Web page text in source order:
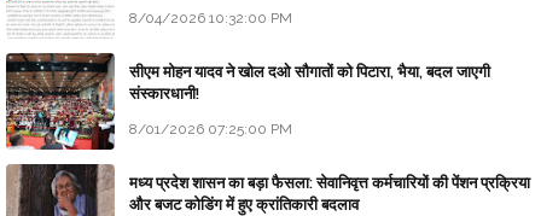
8/04/2026 10:32:00 PM
सीएम मोहन यादव ने खोल दओ सौगातों को पिटारा, भैया, बदल जाएगी
संस्कारधानी!
8/01/2026 07:25:00 PM
मध्य प्रदेश शासन का बड़ा फैसला: सेवानिवृत्त कर्मचारियों की पेंशन प्रक्रिया
और बजट कोडिंग में हुए क्रांतिकारी बदलाव